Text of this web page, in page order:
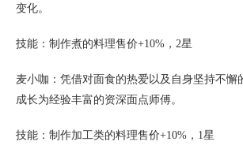
变化。
技能：制作煮的料理售价+10%，2星
麦小咖：凭借对面食的热爱以及自身坚持不懈
成长为经验丰富的资深面点师傅。
技能：制作加工类的料理售价+10%，1星